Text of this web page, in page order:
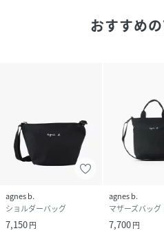
おすすめ
agnes b.
ショルダーバッグ
7,150円
agnes b.
7,700円